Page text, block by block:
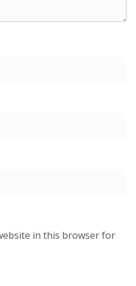
in this browser for